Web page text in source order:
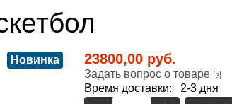
Новинка 23800,00 руб.
Задать вопрос о товаре
Время доставки: 2-3 дня